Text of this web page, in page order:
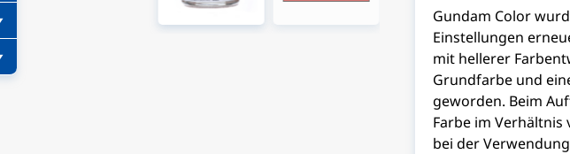
Gundam Color
Einstellungen
mit hellerer
Grundfarbe und
geworden. Beim
Farbe im Verhältnis
bei der